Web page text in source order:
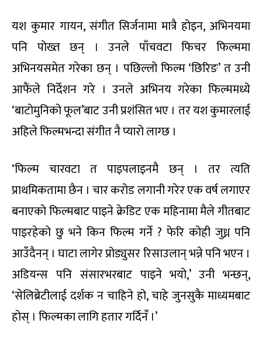
यश कुमार गायन, संगीत सिर्जनामा मात्रै होइन, अभिनयमा
पनि पोख्त छन् । उनले पाँचवटा फिचर फिल्ममा
अभिनयसमेत गरेका छन् । पछिल्लो फिल्म ‘छिरिङ’ त उनी
आफैंले निर्देशन गरे । उनले अभिनय गरेका फिल्ममध्ये
‘बाटोमुनिको फूल’बाट उनी प्रशंसित भए । तर यश कुमारलाई
अहिले फिल्मभन्दा संगीत नै प्यारो लाग्छ ।
‘फिल्म चारवटा त पाइपलाइनमै छन् । तर त्यति
प्राथमिकतामा छैन । चार करोड लगानी गरेर एक वर्ष लगाएर
बनाएको फिल्मबाट पाइने क्रेडिट एक महिनामा मैले गीतबाट
पाइरहेको छु भने किन फिल्म गर्ने ? फेरि कोही जुध्न पनि
आउँदैनन् । घाटा लागेर प्रोड्युसर रिसाउलान् भन्ने पनि भएन ।
अडियन्स पनि संसारभरबाट पाइने भयो,’ उनी भन्छन्,
‘सेलिब्रेटीलाई दर्शक न चाहिने हो, चाहे जुनसुकै माध्यमबाट
होस् । फिल्मका लागि हतार गर्दिनँ ।’